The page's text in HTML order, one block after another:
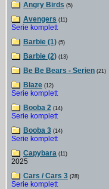
Angry Birds (5)
Avengers (11)
Serie komplett
Barbie (1) (5)
Barbie (2) (13)
Be Be Bears - Serien (21)
Blaze (12)
Serie komplett
Booba 2 (14)
Serie komplett
Booba 3 (14)
Serie komplett
Capybara (11)
2025
Cars / Cars 3 (28)
Serie komplett